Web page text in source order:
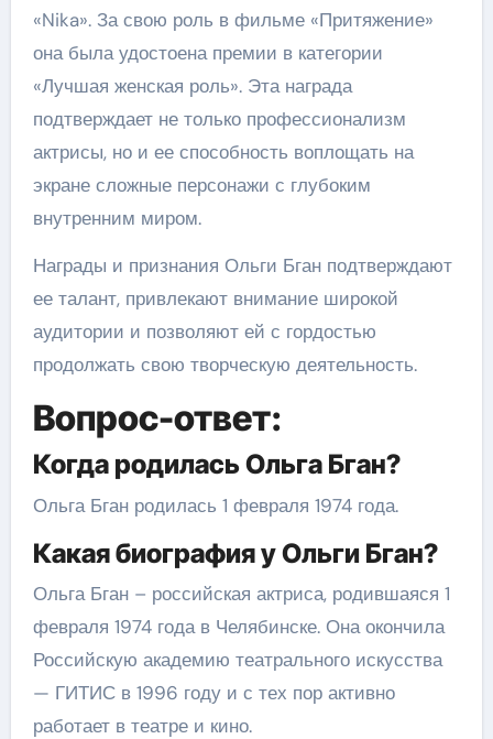
«Nika». За свою роль в фильме «Притяжение»
она была удостоена премии в категории
«Лучшая женская роль». Эта награда
подтверждает не только профессионализм
актрисы, но и ее способность воплощать на
экране сложные персонажи с глубоким
внутренним миром.
Награды и признания Ольги Бган подтверждают
ее талант, привлекают внимание широкой
аудитории и позволяют ей с гордостью
продолжать свою творческую деятельность.
Вопрос-ответ:
Когда родилась Ольга Бган?
Ольга Бган родилась 1 февраля 1974 года.
Какая биография у Ольги Бган?
Ольга Бган – российская актриса, родившаяся 1
февраля 1974 года в Челябинске. Она окончила
Российскую академию театрального искусства
— ГИТИС в 1996 году и с тех пор активно
работает в театре и кино.